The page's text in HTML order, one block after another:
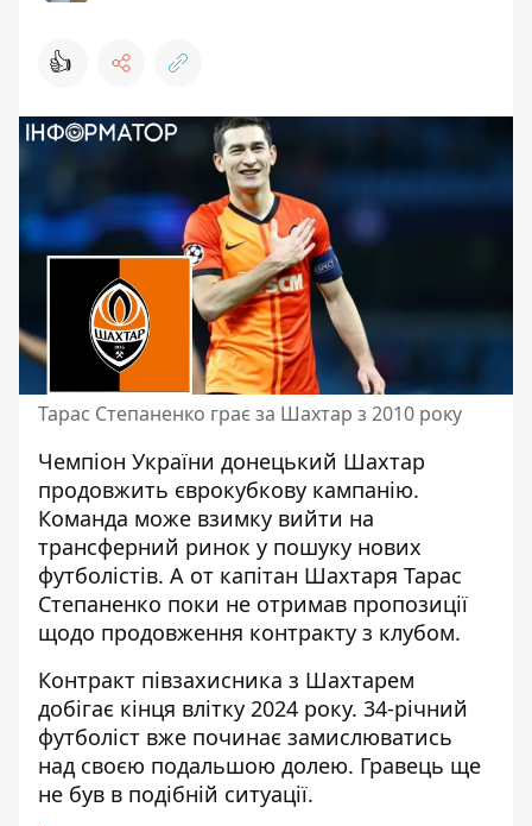
👍
Тарас Степаненко грає за Шахтар з 2010 року
Чемпіон України донецький Шахтар
продовжить єврокубкову кампанію.
Команда може взимку вийти на
трансферний ринок у пошуку нових
футболістів. А от капітан Шахтаря Тарас
Степаненко поки не отримав пропозиції
щодо продовження контракту з клубом.
Контракт півзахисника з Шахтарем
добігає кінця влітку 2024 року. 34-річний
футболіст вже починає замислюватись
над своєю подальшою долею. Гравець ще
не був в подібній ситуації.